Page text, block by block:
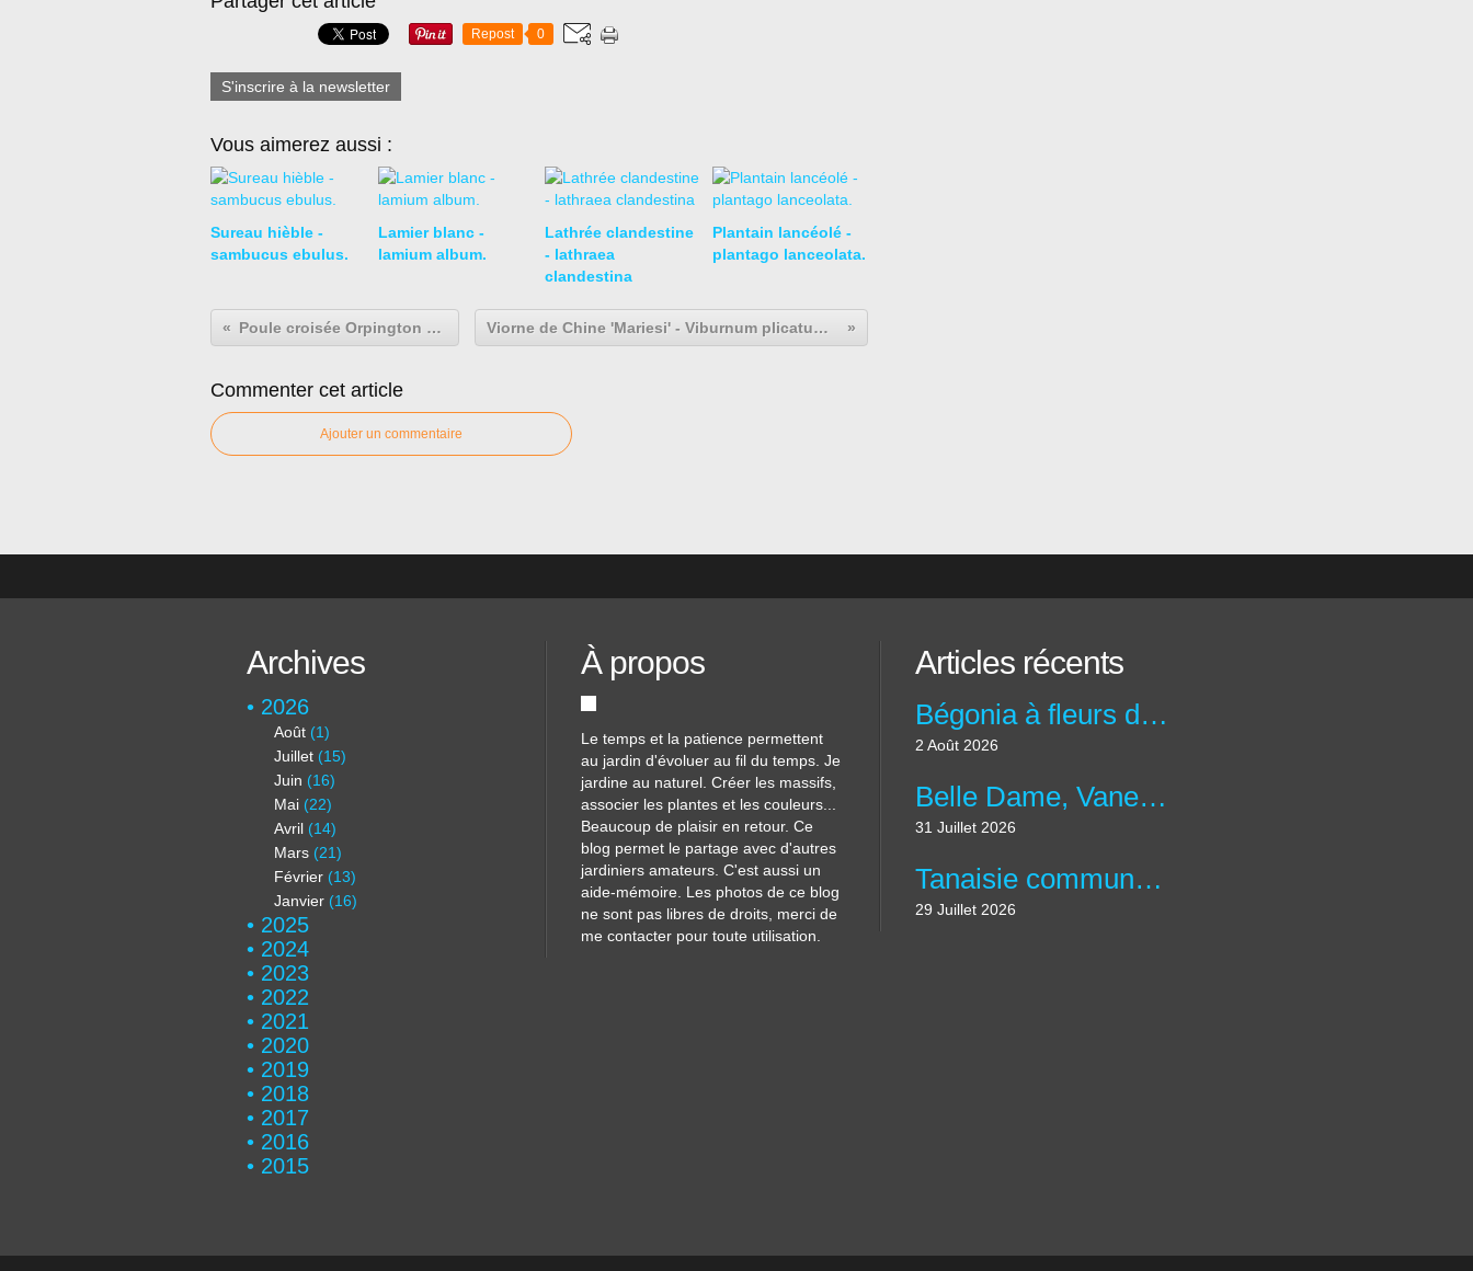
Repost 0
S'inscrire à la newsletter
Vous aimerez aussi :
Sureau hièble -
sambucus ebulus.
Lamier blanc -
lamium album.
Lathrée clandestine
- lathraea
clandestina
Plantain lancéolé -
plantago lanceolata.
Poule croisée Orpington Marans Viorne de Chine 'Mariesi' - Viburnum plicatum 'Mariesi'.
Commenter cet article
Ajouter un commentaire
Archives
2026
Août (1)
Juillet (15)
Juin (16)
Mai (22)
Avril (14)
Mars (21)
Février (13)
Janvier (16)
2025
2024
2023
2022
2021
2020
2019
2018
2017
2016
2015
À propos
Le temps et la patience permettent
au jardin d'évoluer au fil du temps. Je
jardine au naturel. Créer les massifs,
associer les plantes et les couleurs...
Beaucoup de plaisir en retour. Ce
blog permet le partage avec d'autres
jardiniers amateurs. C'est aussi un
aide-mémoire. Les photos de ce blog
ne sont pas libres de droits, merci de
me contacter pour toute utilisation.
Articles récents
Bégonia à fleurs double 'Bouton de Rose' - Begonia x tuberhybrida 'Bouton de Rose'
2 Août 2026
Belle Dame, Vanesse des Chardons - Vanessa cardui
31 Juillet 2026
Tanaisie commune - Tanacetum vulgare
29 Juillet 2026